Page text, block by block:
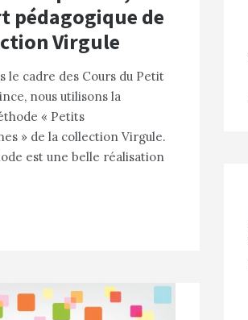
pédagogique de
Virgule
le cadre des Cours du Petit
nous utilisons la
« Petits
» de la collection Virgule.
est une belle réalisation